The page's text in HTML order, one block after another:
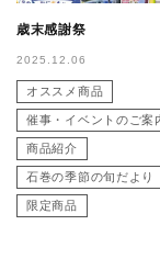
歳末感謝祭
2025.12.06
オススメ商品
催事・イベントのご案
商品紹介
石巻の季節の旬だより
限定商品